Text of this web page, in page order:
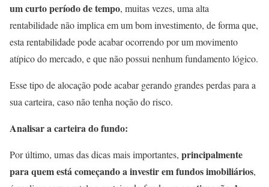
um curto período de tempo, muitas vezes, uma alta
rentabilidade não implica em um bom investimento, de forma que,
esta rentabilidade pode acabar ocorrendo por um movimento
atípico do mercado, e que não possui nenhum fundamento lógico.
Esse tipo de alocação pode acabar gerando grandes perdas para a
sua carteira, caso não tenha noção do risco.
Analisar a carteira do fundo:
Por último, umas das dicas mais importantes, principalmente
para quem está começando a investir em fundos imobiliários,